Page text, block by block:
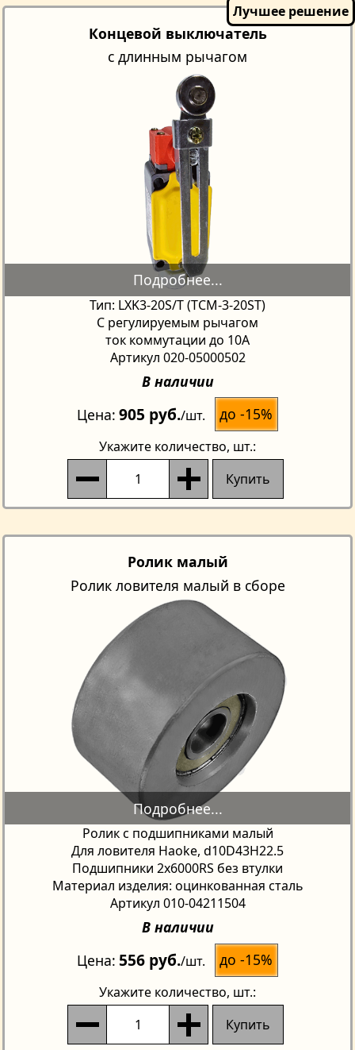
Концевой выключатель
с длинным рычагом
Тип: LXK3-20S/T (TCM-3-20SТ)
С регулируемым рычагом
ток коммутации до 10A
Артикул 020-05000502
В наличии
Цена 905 руб./шт. до -15%
Укажите количество, шт.:
Купить
Ролик малый
Ролик ловителя малый в сборе
Ролик с подшипниками малый
Для ловителя Haoke, d10D43H22.5
Подшипники 2х6000RS без втулки
Материал изделия: оцинкованная сталь
Артикул 010-04211504
В наличии
Цена 556 руб./шт. до -15%
Укажите количество, шт.:
Купить